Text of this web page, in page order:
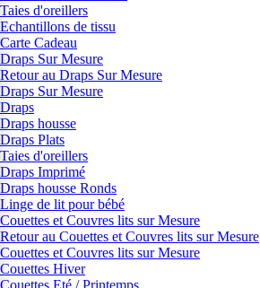
Taies d'oreillers
Echantillons de tissu
Carte Cadeau
Draps Sur Mesure
Retour au Draps Sur Mesure
Draps Sur Mesure
Draps
Draps housse
Draps Plats
Taies d'oreillers
Draps Imprimé
Draps housse Ronds
Linge de lit pour bébé
Couettes et Couvres lits sur Mesure
Retour au Couettes et Couvres lits sur Mesure
Couettes et Couvres lits sur Mesure
Couettes Hiver